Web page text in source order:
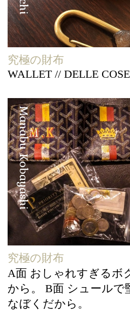
究極の財布
WALLET // DELLE COSE
Manabu Kobayashi
究極の財布
A面 おしゃれすぎるボ
から。 B面 シュールで
なぼくだから。